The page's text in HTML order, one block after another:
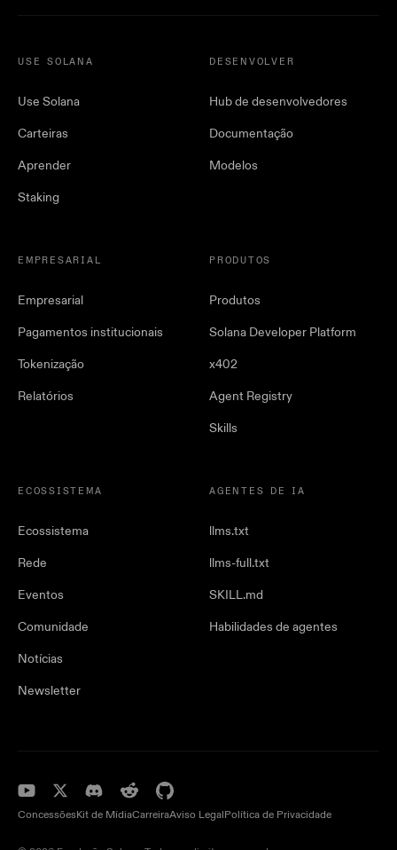
USE SOLANA
Use Solana
Carteiras
Aprender
Staking
DESENVOLVER
Hub de desenvolvedores
Documentação
Modelos
EMPRESARIAL
Empresarial
Pagamentos institucionais
Tokenização
Relatórios
PRODUTOS
Produtos
Solana Developer Platform
x402
Agent Registry
Skills
ECOSSISTEMA
Ecossistema
Rede
Eventos
Comunidade
Notícias
Newsletter
AGENTES DE IA
llms.txt
llms-full.txt
SKILL.md
Habilidades de agentes
ConcessõesKit de MídiaCarreiraAviso LegalPolítica de Privacidade